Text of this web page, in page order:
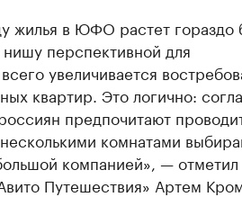
жилья в ЮФО растет гораздо
перспективной для
увеличивается
квартир. Это логично:
предпочитают
комнатами
компанией», — отметил
Путешествия» Артем